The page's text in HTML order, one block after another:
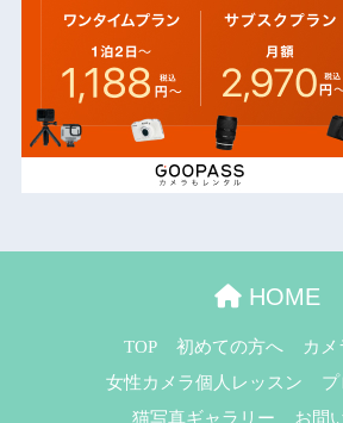
HOME
TOP 初めての方へ
カメ
女性カメラ個人レッスン
猫写真ギャラリー
お問